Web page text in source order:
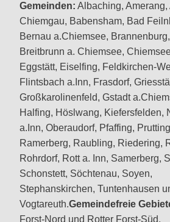
Gemeinden: Albaching, Amerang,
Chiemgau, Babensham, Bad
Bernau a.Chiemsee, Brannenburg,
Breitbrunn a. Chiemsee,
Eggstätt, Eiselfing, Feldkirchen-
Flintsbach a.Inn, Frasdorf,
Großkarolinenfeld, Gstadt
Halfing, Höslwang, Kiefersfelden,
a.Inn, Oberaudorf, Pfaffing,
Ramerberg, Raubling, Riedering,
Rohrdorf, Rott a. Inn, Samerberg,
Schonstett, Söchtenau, Soyen,
Stephanskirchen, Tuntenhausen
Vogtareuth.Gemeindefreie
Forst-Nord und Rotter Forst-Süd.